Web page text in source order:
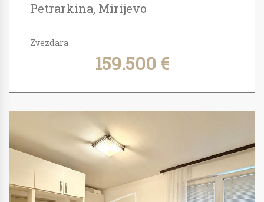
Petrarkina, Mirijevo
Zvezdara
159.500 €